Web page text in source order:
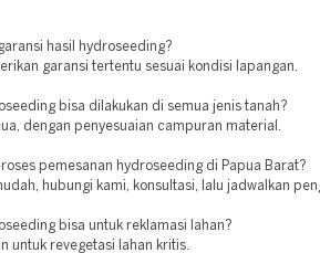
hasil hydroseeding?
garansi tertentu sesuai kondisi lapangan.
bisa dilakukan di semua jenis tanah?
dengan penyesuaian campuran material.
pemesanan hydroseeding di Papua Barat?
hubungi kami, konsultasi, lalu jadwalkan
bisa untuk reklamasi lahan?
untuk revegetasi lahan kritis.